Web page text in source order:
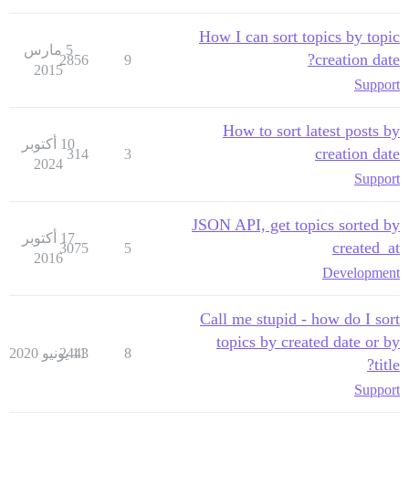
How I can sort topics by topic
creation date?
Support
9
2856
5 مارس
2015
How to sort latest posts by
creation date
Support
3
314
10 أكتوبر
2024
JSON API, get topics sorted by
created_at
Development
5
3075
17 أكتوبر
2016
Call me stupid - how do I sort
topics by created date or by
title?
Support
8
2443
11 يونيو 2020